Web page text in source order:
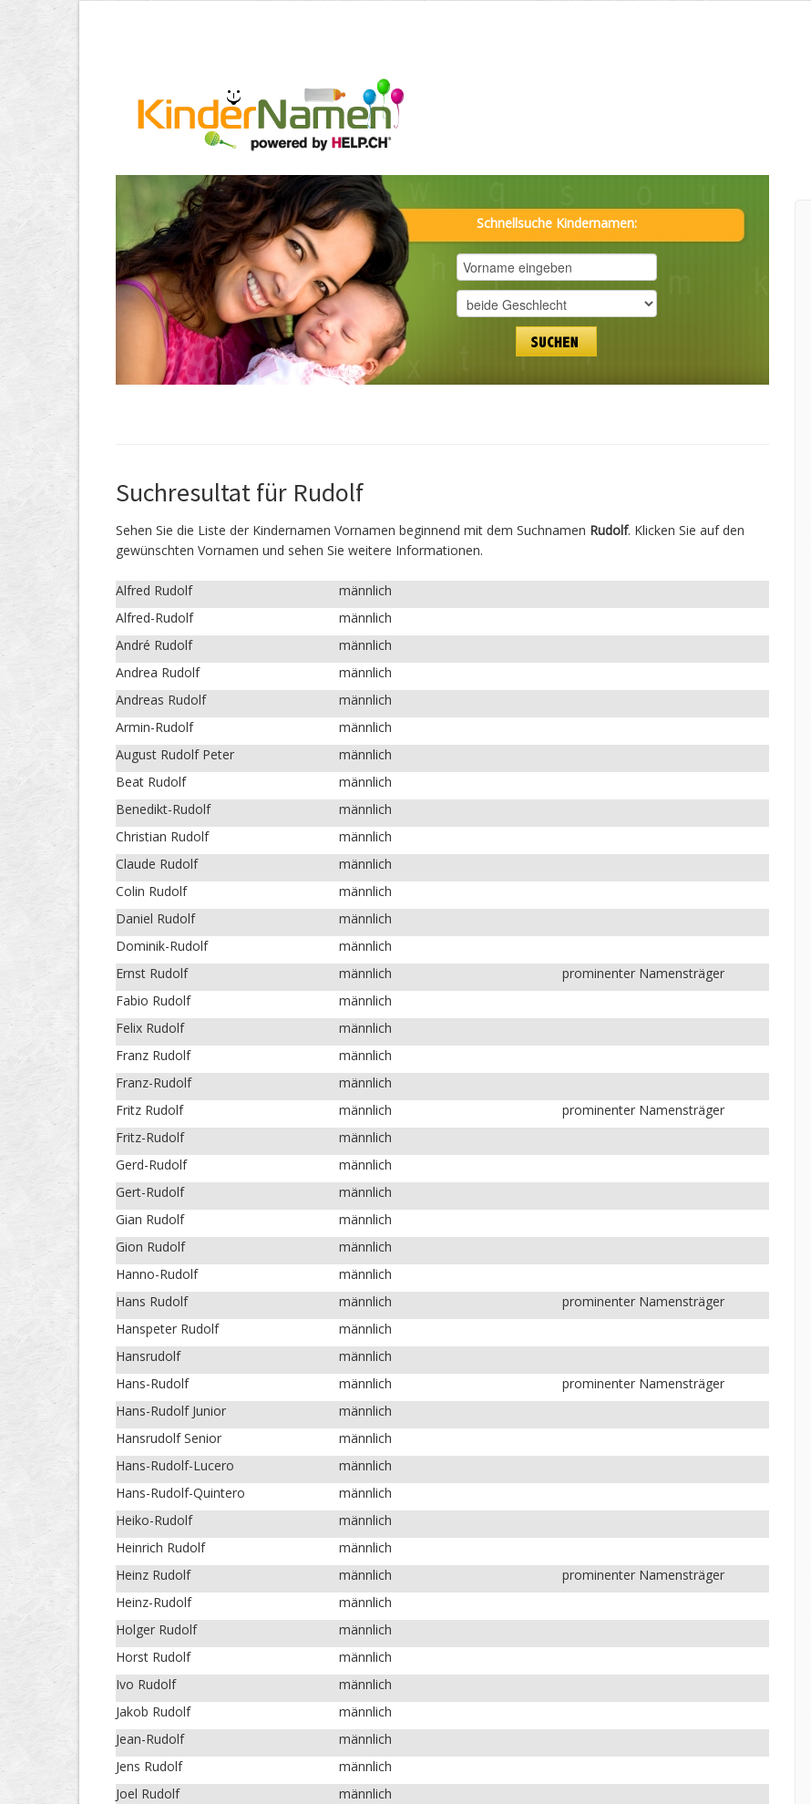
Schnellsuche Kindernamen:
Suchresultat für Rudolf
Sehen Sie die Liste der Kindernamen Vornamen beginnend mit dem Suchnamen Rudolf. Klicken Sie auf den
gewünschten Vornamen und sehen Sie weitere Informationen.
Alfred Rudolf
männlich
Alfred-Rudolf
männlich
André Rudolf
männlich
Andrea Rudolf
männlich
Andreas Rudolf
männlich
Armin-Rudolf
männlich
August Rudolf Peter
männlich
Beat Rudolf
männlich
Benedikt-Rudolf
männlich
Christian Rudolf
männlich
Claude Rudolf
männlich
Colin Rudolf
männlich
Daniel Rudolf
männlich
Dominik-Rudolf
männlich
Ernst Rudolf
männlich
prominenter Namensträger
Fabio Rudolf
männlich
Felix Rudolf
männlich
Franz Rudolf
männlich
Franz-Rudolf
männlich
Fritz Rudolf
männlich
prominenter Namensträger
Fritz-Rudolf
männlich
Gerd-Rudolf
männlich
Gert-Rudolf
männlich
Gian Rudolf
männlich
Gion Rudolf
männlich
Hanno-Rudolf
männlich
Hans Rudolf
männlich
prominenter Namensträger
Hanspeter Rudolf
männlich
Hansrudolf
männlich
Hans-Rudolf
männlich
prominenter Namensträger
Hans-Rudolf Junior
männlich
Hansrudolf Senior
männlich
Hans-Rudolf-Lucero
männlich
Hans-Rudolf-Quintero
männlich
Heiko-Rudolf
männlich
Heinrich Rudolf
männlich
Heinz Rudolf
männlich
prominenter Namensträger
Heinz-Rudolf
männlich
Holger Rudolf
männlich
Horst Rudolf
männlich
Ivo Rudolf
männlich
Jakob Rudolf
männlich
Jean-Rudolf
männlich
Jens Rudolf
männlich
Joel Rudolf
männlich